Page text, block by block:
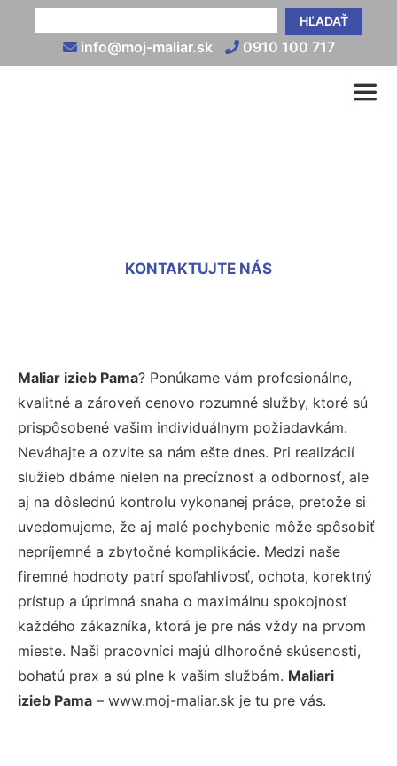
HĽADAŤ
info@moj-maliar.sk 0910 100 717
KONTAKTUJTE NÁS
Maliar izieb Pama? Ponúkame vám profesionálne,
kvalitné a zároveň cenovo rozumné služby, ktoré sú
prispôsobené vašim individuálnym požiadavkám.
Neváhajte a ozvite sa nám ešte dnes. Pri realizácií
služieb dbáme nielen na precíznosť a odbornosť, ale
aj na dôslednú kontrolu vykonanej práce, pretože si
uvedomujeme, že aj malé pochybenie môže spôsobiť
nepríjemné a zbytočné komplikácie. Medzi naše
firemné hodnoty patrí spoľahlivosť, ochota, korektný
prístup a úprimná snaha o maximálnu spokojnosť
každého zákazníka, ktorá je pre nás vždy na prvom
mieste. Naši pracovníci majú dlhoročné skúsenosti,
bohatú prax a sú plne k vašim službám. Maliari
izieb Pama – www.moj-maliar.sk je tu pre vás.